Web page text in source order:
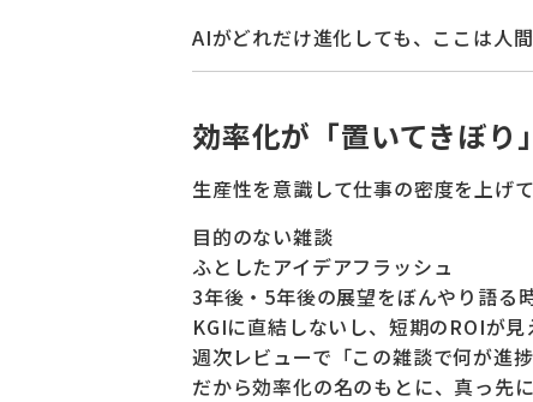
AIがどれだけ進化しても、ここは人
効率化が「置いてきぼり
生産性を意識して仕事の密度を上げ
目的のない雑談
ふとしたアイデアフラッシュ
3年後・5年後の展望をぼんやり語る
KGIに直結しないし、短期のROIが見
週次レビューで「この雑談で何が進
だから効率化の名のもとに、真っ先に